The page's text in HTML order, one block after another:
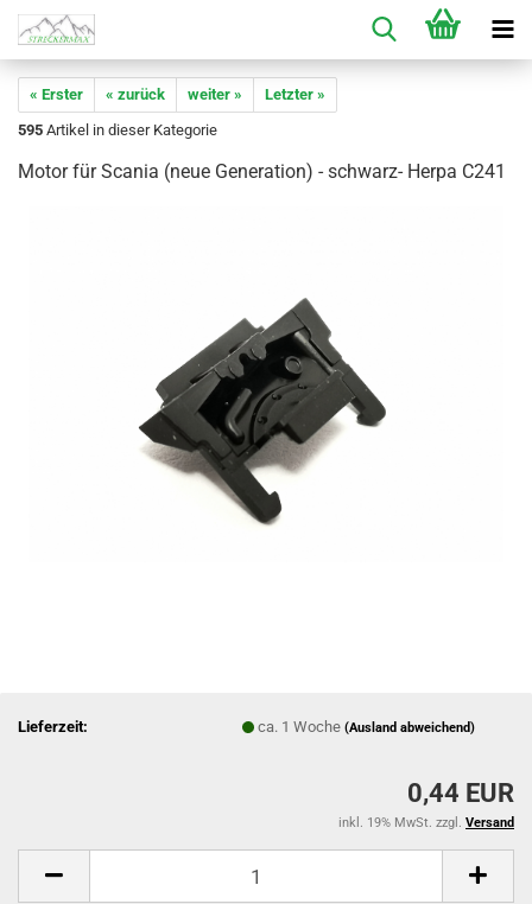
« Erster « zurück weiter »
Letzter »
595 Artikel in dieser Kategorie
Motor für Scania (neue Generation) - schwarz- Herpa C241
Lieferzeit: ca. 1 Woche(Ausland abweichend)
0,44 EUR
inkl. 19% MwSt. zzgl. Versand